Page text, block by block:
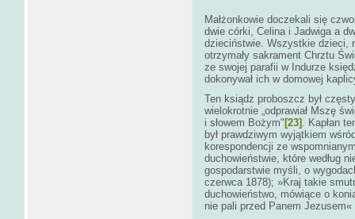
Małżonkowie doczekali się
dwie córki, Celina i Jadwiga a
dzieciństwie. Wszystkie dzieci,
otrzymały sakrament Chrztu
ze swojej parafii w Indurze
dokonywał ich w domowej
Ten ksiądz proboszcz był
wielokrotnie „odprawiał Mszę
i słowem Bożym" [23] . Kapłan
był prawdziwym wyjątkiem
korespondencji ze
duchowieństwie, które według
gospodarstwie myśli, o
czerwca 1878); »Kraj takie
duchowieństwo, mówiące o
nie pali przed Panem Jezusem«